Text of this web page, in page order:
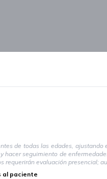
de todas las edades,
hacer seguimiento de
requerirán evaluación presencial;
al paciente